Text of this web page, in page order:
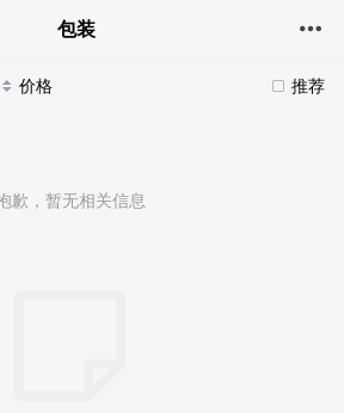
包装
推荐
价格
歉，暂无相关信息